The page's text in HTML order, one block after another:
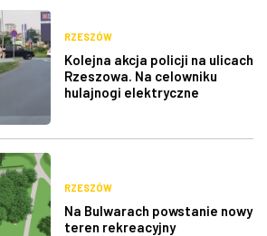
RZESZÓW
Kolejna akcja policji na ulicach
Rzeszowa. Na celowniku
hulajnogi elektryczne
RZESZÓW
Na Bulwarach powstanie nowy
teren rekreacyjny